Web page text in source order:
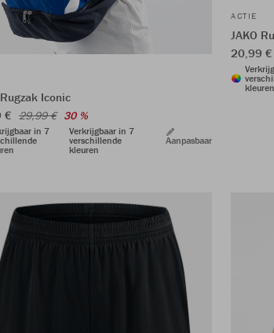
Iconic
€ 29,99 € 30 %
in 7
Verkrijgbaar in 7
verschillende
kleuren
Aanpasbaar
ACTIE
JAKO
20,99 €
kleuren